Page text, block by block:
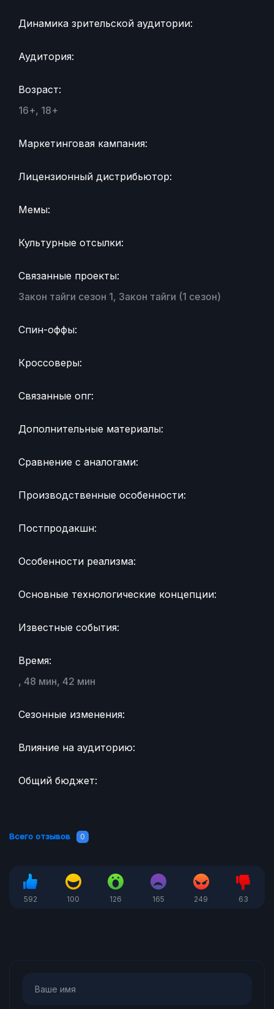
Динамика зрительской аудитории:
Аудитория:
Возраст:
16+, 18+
Маркетинговая кампания:
Лицензионный дистрибьютор:
Мемы:
Культурные отсылки:
Связанные проекты:
Закон тайги сезон 1, Закон тайги (1 сезон)
Спин-оффы:
Кроссоверы:
Связанные опг:
Дополнительные материалы:
Сравнение с аналогами:
Производственные особенности:
Постпродакшн:
Особенности реализма:
Основные технологические концепции:
Известные события:
Время:
, 48 мин, 42 мин
Сезонные изменения:
Влияние на аудиторию:
Общий бюджет:
Всего отзывов 0
592 100 126 165 249 63